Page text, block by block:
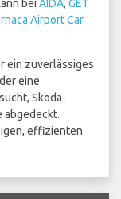
bei AIDA, GET
Airport Car
ein zuverlässiges
eine
Skoda-
abgedeckt.
effizienten